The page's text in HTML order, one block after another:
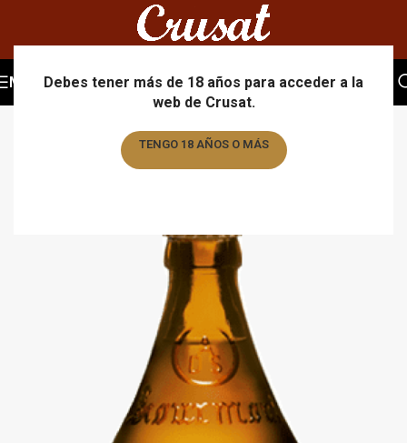
Debes tener más de 18 años para acceder a la
web de Crusat.
TENGO 18 AÑOS O MÁS
MENU